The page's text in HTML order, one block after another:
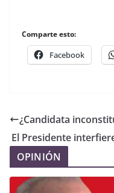
Comparte esto:
Facebook
¿Candidata
El Presidente
OPINIÓN